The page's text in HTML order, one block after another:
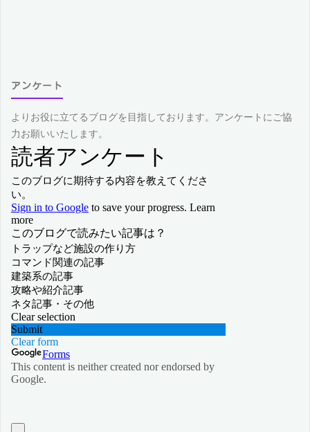
アンケート
よりお役に立てるブログを目指しております。アンケートにご協
力お願いいたします。